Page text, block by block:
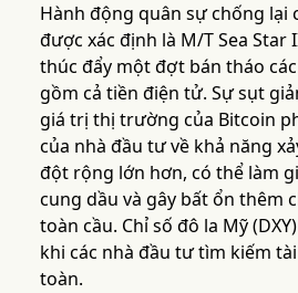
Hành động quân sự chống lại
được xác định là M/T Sea Star
thúc đẩy một đợt bán tháo
gồm cả tiền điện tử. Sự sụt
giá trị thị trường của Bitcoin
của nhà đầu tư về khả năng
đột rộng lớn hơn, có thể làm
cung dầu và gây bất ổn thêm
toàn cầu. Chỉ số đô la Mỹ
khi các nhà đầu tư tìm kiếm
toàn.